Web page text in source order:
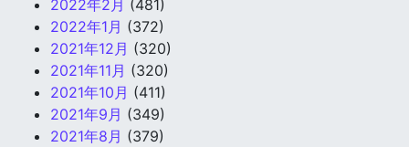
2022年2月 (481)
2022年1月 (372)
2021年12月 (320)
2021年11月 (320)
2021年10月 (411)
2021年9月 (349)
2021年8月 (379)